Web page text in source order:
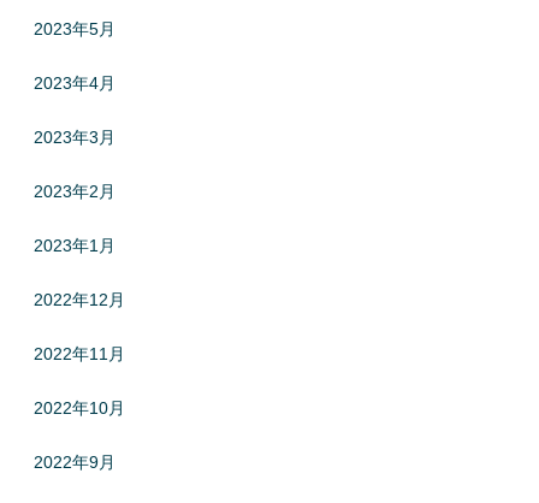
2023年5月
2023年4月
2023年3月
2023年2月
2023年1月
2022年12月
2022年11月
2022年10月
2022年9月